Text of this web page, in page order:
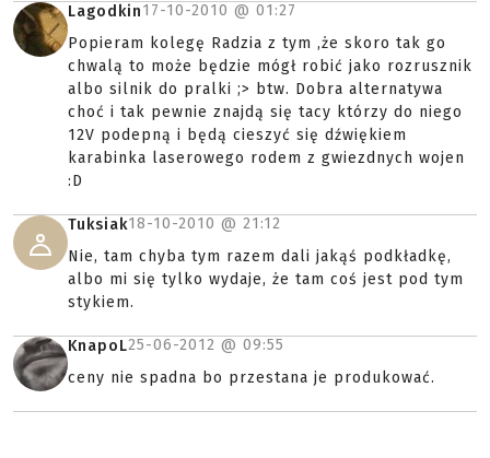
Lagodkin17-10-2010 @ 01:27
Popieram kolegę Radzia z tym ,że skoro tak go
chwalą to może będzie mógł robić jako rozrusznik
albo silnik do pralki ;> btw. Dobra alternatywa
choć i tak pewnie znajdą się tacy którzy do niego
12V podepną i będą cieszyć się dźwiękiem
karabinka laserowego rodem z gwiezdnych wojen
:D
Tuksiak18-10-2010 @ 21:12
Nie, tam chyba tym razem dali jakąś podkładkę,
albo mi się tylko wydaje, że tam coś jest pod tym
stykiem.
KnapoL25-06-2012 @ 09:55
ceny nie spadna bo przestana je produkować.